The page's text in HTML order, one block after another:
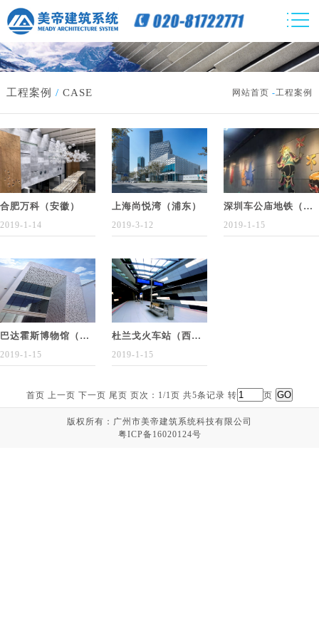
工程案例 / CASE 网站首页 -工程案例
合肥万科（安徽）
2019-1-14
上海尚悦湾（浦东）
2019-3-12
深圳车公庙地铁（深圳）
2019-1-15
巴达霍斯博物馆（西班牙·巴达霍
2019-1-15
杜兰戈火车站（西班牙·巴斯克）
2019-1-15
首页 上一页 下一页 尾页 页次：1/1页 共5条记录 转 页
版权所有：广州市美帝建筑系统科技有限公司
粤ICP备16020124号